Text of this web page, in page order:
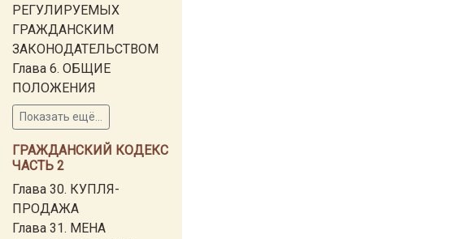
РЕГУЛИРУЕМЫХ
ГРАЖДАНСКИМ
ЗАКОНОДАТЕЛЬСТВОМ
Глава 6. ОБЩИЕ
ПОЛОЖЕНИЯ
Показать ещё...
ГРАЖДАНСКИЙ КОДЕКС
ЧАСТЬ 2
Глава 30. КУПЛЯ-
ПРОДАЖА
Глава 31. МЕНА